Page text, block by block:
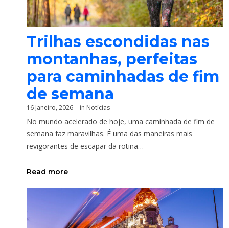
Trilhas escondidas nas
montanhas, perfeitas
para caminhadas de fim
de semana
16 Janeiro, 2026 in Notícias
No mundo acelerado de hoje, uma caminhada de fim de
semana faz maravilhas. É uma das maneiras mais
revigorantes de escapar da rotina…
Read more